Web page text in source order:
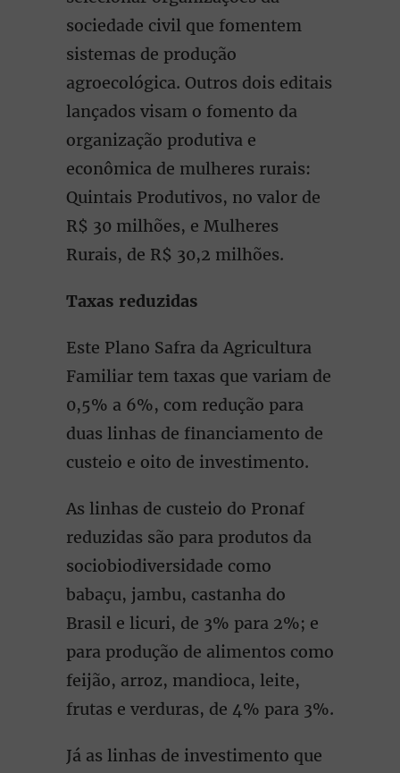
sociedade civil que fomentem
sistemas de produção
agroecológica. Outros dois editais
lançados visam o fomento da
organização produtiva e
econômica de mulheres rurais:
Quintais Produtivos, no valor de
R$ 30 milhões, e Mulheres
Rurais, de R$ 30,2 milhões.
Taxas reduzidas
Este Plano Safra da Agricultura
Familiar tem taxas que variam de
0,5% a 6%, com redução para
duas linhas de financiamento de
custeio e oito de investimento.
As linhas de custeio do Pronaf
reduzidas são para produtos da
sociobiodiversidade como
babaçu, jambu, castanha do
Brasil e licuri, de 3% para 2%; e
para produção de alimentos como
feijão, arroz, mandioca, leite,
frutas e verduras, de 4% para 3%.
Já as linhas de investimento que